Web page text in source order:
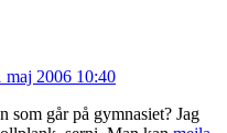
maj 2006 10:40
som går på gymnasiet? Jag